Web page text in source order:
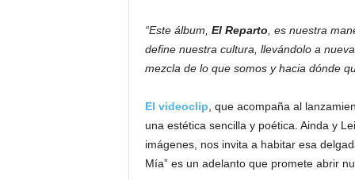
“Este álbum, El Reparto , es nuestra
define nuestra cultura, llevándolo a
mezcla de lo que somos y hacia dónde
El videoclip , que acompaña al
una estética sencilla y poética. Ainda y
imágenes, nos invita a habitar esa
Mía” es un adelanto que promete abrir